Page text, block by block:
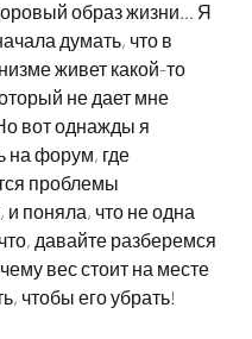
образ жизни… Я
думать, что в
живет какой-то
не дает мне
вот однажды я
на форум, где
проблемы
и поняла, что не одна
давайте разберемся
вес стоит на месте
чтобы его убрать!